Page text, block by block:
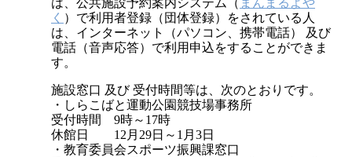
は、公共施設予約案内システム（ まんまるよや
く ）で利用者登録（団体登録）をされている人
は、インターネット（パソコン、携帯電話） 及び
電話（音声応答）で利用申込をすることができま
す。
施設窓口 及び 受付時間等は、次のとおりです。
・しらこばと運動公園競技場事務所
受付時間 9時～17時
休館日 12月29日～1月3日
・教育委員会スポーツ振興課窓口